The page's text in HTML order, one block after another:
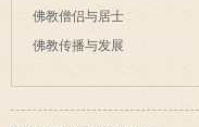
佛教僧侣与居士
佛教传播与发展